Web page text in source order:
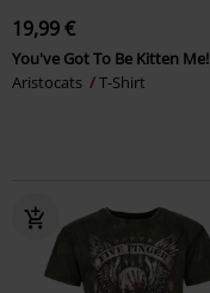
19,99 €
You've Got To Be Kitten Me!
Aristocats
T-Shirt